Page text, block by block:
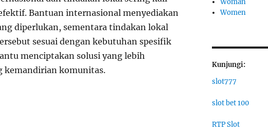
Bantuan internasional menyediakan
diperlukan, sementara tindakan lokal
sesuai dengan kebutuhan spesifik
menciptakan solusi yang lebih
kemandirian komunitas.
Woman
Women
Kunjungi:
slot777
slot bet 100
RTP Slot